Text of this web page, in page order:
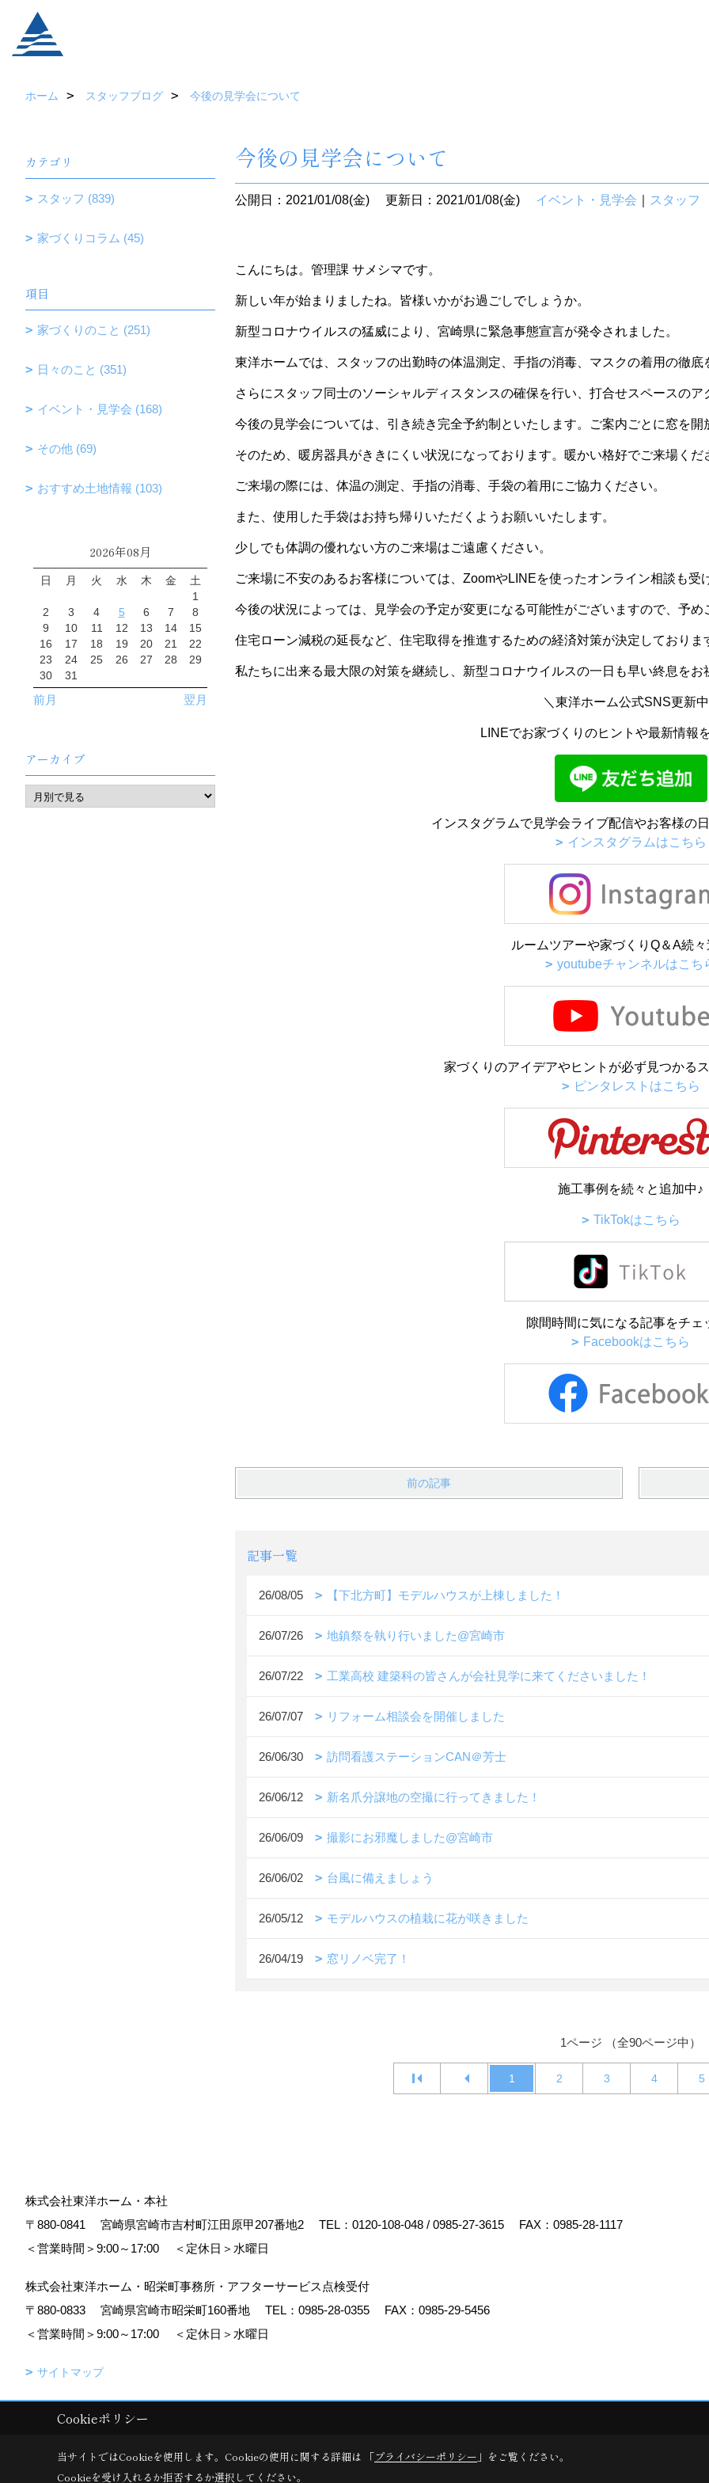
ホーム スタッフブログ 今後の見学会について
今後の見学会について
公開日：2021/01/08(金) 更新日：2021/01/08(金) イベント・見学会 スタッフ
こんにちは。管理課 サメシマです。
新しい年が始まりましたね。皆様いかがお過ごしでしょうか。
新型コロナウイルスの猛威により、宮崎県に緊急事態宣言が発令されました。
東洋ホームでは、スタッフの出勤時の体温測定、手指の消毒、マスクの着用の徹底
さらにスタッフ同士のソーシャルディスタンスの確保を行い、打合せスペースの
今後の見学会については、引き続き完全予約制といたします。ご案内ごとに窓を
そのため、暖房器具がききにくい状況になっております。暖かい格好でご来場くだ
ご来場の際には、体温の測定、手指の消毒、手袋の着用にご協力ください。
また、使用した手袋はお持ち帰りいただくようお願いいたします。
少しでも体調の優れない方のご来場はご遠慮ください。
ご来場に不安のあるお客様については、ZoomやLINEを使ったオンライン相談も受
今後の状況によっては、見学会の予定が変更になる可能性がございますので、予め
住宅ローン減税の延長など、住宅取得を推進するための経済対策が決定しており
私たちに出来る最大限の対策を継続し、新型コロナウイルスの一日も早い終息をお
＼東洋ホーム公式SNS更新
LINEでお家づくりのヒントや最新情報
インスタグラムで見学会ライブ配信やお客様の
インスタグラムはこちら
ルームツアーや家づくりQ＆A続
youtubeチャンネルはこち
家づくりのアイデアやヒントが必ず見つかる
ピンタレストはこちら
施工事例を続々と追加中♪
TikTokはこちら
隙間時間に気になる記事をチェ
Facebookはこちら
前の記事
記事一覧
26/08/05 【下北方町】モデルハウスが上棟しました！
26/07/26 地鎮祭を執り行いました@宮崎市
26/07/22 工業高校 建築科の皆さんが会社見学に来てくださいました！
26/07/07 リフォーム相談会を開催しました
26/06/30 訪問看護ステーションCAN＠芳士
26/06/12 新名爪分譲地の空撮に行ってきました！
26/06/09 撮影にお邪魔しました@宮崎市
26/06/02 台風に備えましょう
26/05/12 モデルハウスの植栽に花が咲きました
26/04/19 窓リノベ完了！
1ページ （全90ページ中）
1 2 3 4 5
カテゴリ
スタッフ (839)
家づくりコラム (45)
項目
家づくりのこと (251)
日々のこと (351)
イベント・見学会 (168)
その他 (69)
おすすめ土地情報 (103)
2026年08月
日 月 火 水 木 金
土
1
2
3 4 5 6 7
8
9
10 11 12 13 14
15
16
17 18 19 20 21
22
23
24 25 26 27 28
29
30
31
前月 翌月
アーカイブ
株式会社東洋ホーム・本社
〒880-0841
宮崎県宮崎市吉村町江田原甲207番地2 TEL： 0120-108-048 / 0985-27-3615
FAX：0985-28-1117
＜営業時間＞9:00～17:00
＜定休日＞水曜日
株式会社東洋ホーム・昭栄町事務所・アフターサービス点検受付
〒880-0833
宮崎県宮崎市昭栄町160番地 TEL： 0985-28-0355
FAX：0985-29-5456
＜営業時間＞9:00～17:00
＜定休日＞水曜日
サイトマップ
Copyright (c) TOYO HOME Co., Ltd. All Rights Reserved.
Cookieポリシー
当サイトではCookieを使用します。 Cookieの使用に関する詳細は 「プライバシーポリシー 」をご覧ください。
Cookieを受け入れるか拒否するか選択してください。